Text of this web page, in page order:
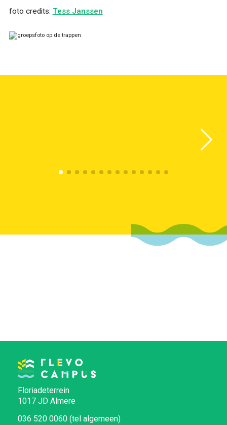
foto credits: Tess Janssen
Floriadeterrein
1017 JD Almere
036 520 0060 (tel algemeen)